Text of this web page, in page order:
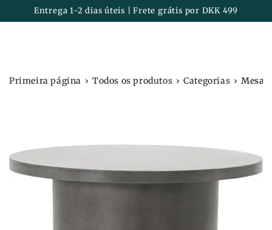
IR PARA O
CONTEÚDO
Entrega 1-2 dias úteis | Frete grátis por DKK 499
Primeira página › Todos os produtos › Categorias › Mesa,